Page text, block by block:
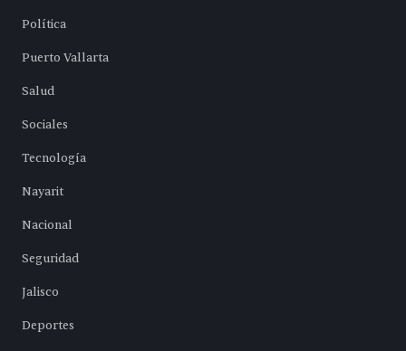
Política
Puerto Vallarta
Salud
Sociales
Tecnología
Nayarit
Nacional
Seguridad
Jalisco
Deportes